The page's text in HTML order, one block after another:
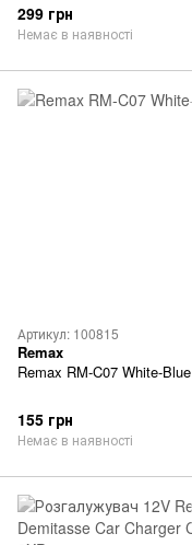
299 грн
Немає в наявності
Артикул: 100815
Remax
Remax RM-C07 White-Blue
155 грн
Немає в наявності